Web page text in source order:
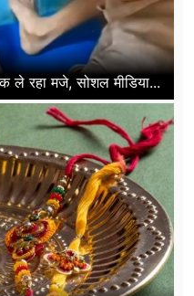
ले रहा मजे, सोशल मीडिया...